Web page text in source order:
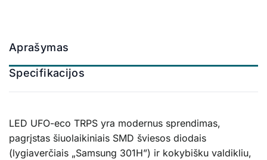
Aprašymas
Specifikacijos
LED UFO-eco TRPS yra modernus sprendimas,
pagrįstas šiuolaikiniais SMD šviesos diodais
(lygiaverčiais „Samsung 301H”) ir kokybišku valdikliu,